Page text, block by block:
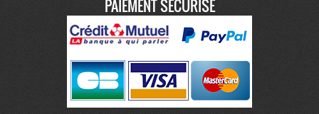
PAIEMENT SÉCURISÉ